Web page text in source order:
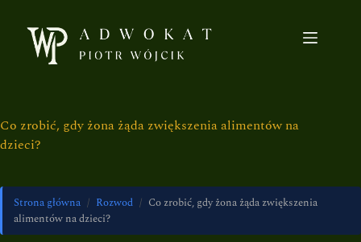
Co zrobić, gdy żona żąda zwiększenia alimentów na
dzieci?
Strona główna / Rozwod / Co zrobić, gdy żona żąda zwiększenia
alimentów na dzieci?